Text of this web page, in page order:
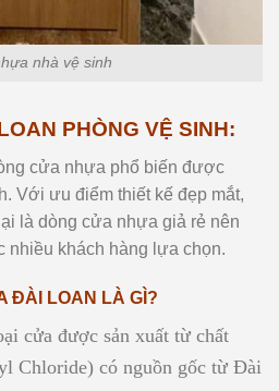
nhà vệ sinh
PHÒNG VỆ SINH:
cửa nhựa phổ biến được
Với ưu điểm thiết kế đẹp mắt,
là dòng cửa nhựa giả rẻ nên
khách hàng lựa chọn.
ĐÀI LOAN LÀ GÌ?
cửa được sản xuất từ chất
Chloride) có nguồn gốc từ Đài